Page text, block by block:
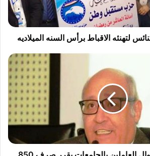
لتهنئه الاقباط برأس السنه الميلاديه